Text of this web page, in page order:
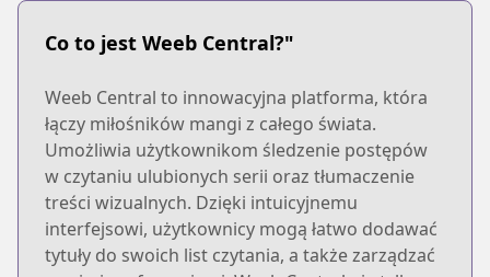
Co to jest Weeb Central?"
Weeb Central to innowacyjna platforma, która
łączy miłośników mangi z całego świata.
Umożliwia użytkownikom śledzenie postępów
w czytaniu ulubionych serii oraz tłumaczenie
treści wizualnych. Dzięki intuicyjnemu
interfejsowi, użytkownicy mogą łatwo dodawać
tytuły do swoich list czytania, a także zarządzać